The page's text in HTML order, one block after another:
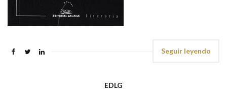
Seguir leyendo
EDLG